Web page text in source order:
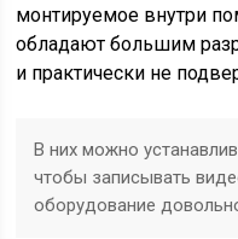
монтируемое внутри
обладают большим
и практически не
В них можно
чтобы записывать
оборудование